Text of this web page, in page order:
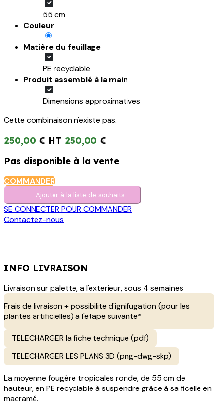
55 cm
Couleur
Matière du feuillage
PE recyclable
Produit assemblé à la main
Dimensions approximatives
Cette combinaison n'existe pas.
250,00 € 250,00€
Pas disponible à la vente
COMMANDER
Ajouter à la liste de s​o​uh​aits
SE CONNECTER POUR COMMANDER
Contactez-nous
INFO LIVRAISON
Livraison sur palette, a l'exterieur, sous 4 semaines
Frais de livraison + possibilite d'ignifugation (pour les
plantes artificielles) a l'etape suivante*
TELECHARGER la fiche technique (pdf)
TELECHARGER LES PLANS 3D (png-dwg-skp)
La moyenne fougère tropicales ronde, de 55 cm de
hauteur, en PE recyclable à suspendre grâce à sa ficelle en
macramé.